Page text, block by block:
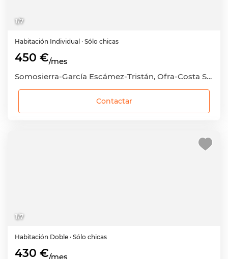
1/7
Habitación Individual · Sólo chicas
450 €/mes
Somosierra-García Escámez-Tristán, Ofra-Costa Sur, Santa Cruz de Tenerife Capital, Santa Cruz de Tenerife
Contactar
1/7
Habitación Doble · Sólo chicas
430 €/mes